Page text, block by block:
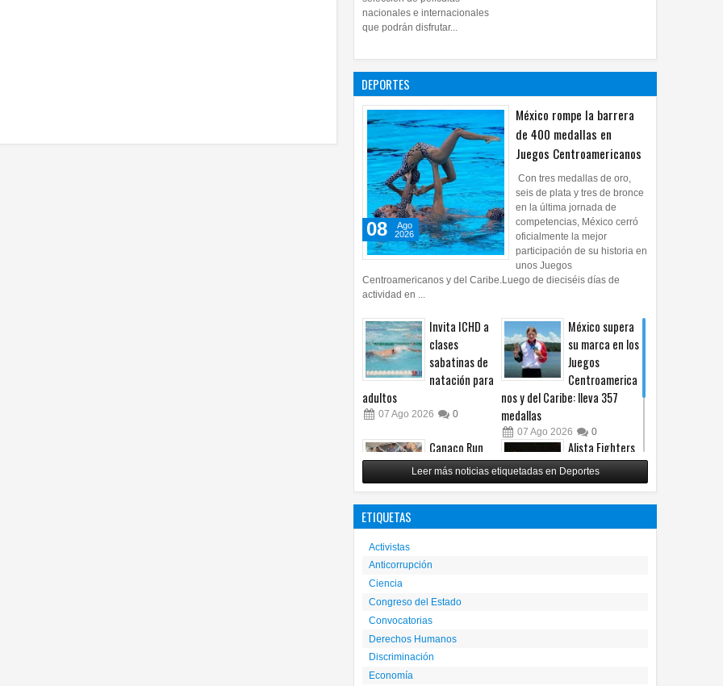
nacionales e internacionales
que podrán disfrutar...
DEPORTES
México rompe la barrera
de 400 medallas en
Juegos Centroamericanos
08
Ago
2026
Con tres medallas de oro,
seis de plata y tres de bronce
en la última jornada de
competencias, México cerró
oficialmente la mejor
participación de su historia en
unos Juegos
Centroamericanos y del Caribe.Luego de dieciséis días de
actividad en ...
Invita ICHD a
clases
sabatinas de
natación para
adultos
07 Ago 2026 0
México supera
su marca en los
Juegos
Centroamerica
nos y del Caribe: lleva 357
medallas
07 Ago 2026 0
Canaco Run
2026 llevará la
tradición del
Día de Muertos
a la pista de carreras
Alista Fighters
Mexican
Promotions
posible regreso
Leer más noticias etiquetadas en Deportes
ETIQUETAS
Activistas
Anticorrupción
Ciencia
Congreso del Estado
Convocatorias
Derechos Humanos
Discriminación
Economía